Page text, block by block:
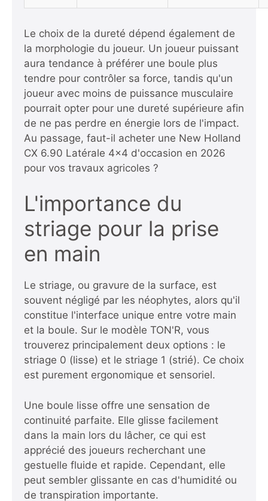
Le choix de la dureté dépend également de
la morphologie du joueur. Un joueur puissant
aura tendance à préférer une boule plus
tendre pour contrôler sa force, tandis qu'un
joueur avec moins de puissance musculaire
pourrait opter pour une dureté supérieure afin
de ne pas perdre en énergie lors de l'impact.
Au passage, faut-il acheter une New Holland
CX 6.90 Latérale 4x4 d'occasion en 2026
pour vos travaux agricoles ?
L'importance du
striage pour la prise
en main
Le striage, ou gravure de la surface, est
souvent négligé par les néophytes, alors qu'il
constitue l'interface unique entre votre main
et la boule. Sur le modèle TON'R, vous
trouverez principalement deux options : le
striage 0 (lisse) et le striage 1 (strié). Ce choix
est purement ergonomique et sensoriel.
Une boule lisse offre une sensation de
continuité parfaite. Elle glisse facilement
dans la main lors du lâcher, ce qui est
apprécié des joueurs recherchant une
gestuelle fluide et rapide. Cependant, elle
peut sembler glissante en cas d'humidité ou
de transpiration importante.